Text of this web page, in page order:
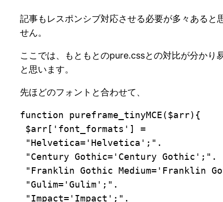
記事もレスポンシブ対応させる必要が多々ある
せん。
ここでは、もともとのpure.cssとの対比が分かり
と思います。
先ほどのフォントと合わせて、
function pureframe_tinyMCE($arr){
$arr['font_formats'] =
"Helvetica='Helvetica';".
"Century Gothic='Century Gothic';".
"Franklin Gothic Medium='Franklin
"Gulim='Gulim';".
"Impact='Impact';".